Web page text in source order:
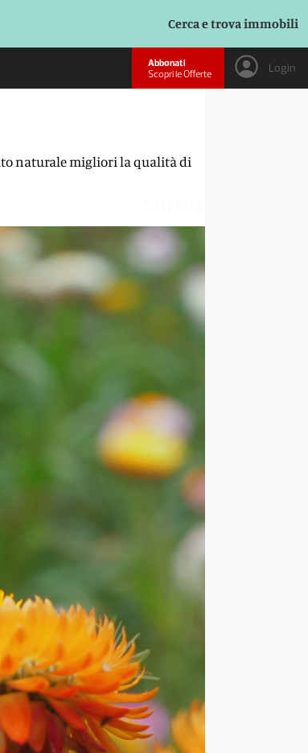
Cerca e trova immobili
Abbonati
Scopri le Offerte
Login
naturale migliori la qualità di